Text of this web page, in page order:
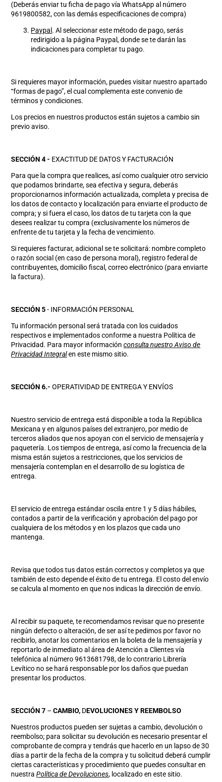
(Deberás enviar tu ficha de pago vía WhatsApp al número
9619800582, con las demás especificaciones de compra)
Paypal. Al seleccionar este método de pago, serás
redirigido a la página Paypal, donde se te darán las
indicaciones para completar tu pago.
Si requieres mayor información, puedes visitar nuestro apartado
“formas de pago”, el cual complementa este convenio de
términos y condiciones.
Los precios en nuestros productos están sujetos a cambio sin
previo aviso.
SECCIÓN 4 - EXACTITUD DE DATOS Y FACTURACIÓN
Para que la compra que realices, así como cualquier otro servicio
que podamos brindarte, sea efectiva y segura, deberás
proporcionarnos información actualizada, completa y precisa de
los datos de contacto y localización para enviarte el producto de
compra; y si fuera el caso, los datos de tu tarjeta con la que
desees realizar tu compra (exclusivamente los números de
enfrente de tu tarjeta y la fecha de vencimiento.
Si requieres facturar, adicional se te solicitará: nombre completo
o razón social (en caso de persona moral), registro federal de
contribuyentes, domicilio fiscal, correo electrónico (para enviarte
la factura).
SECCIÓN 5- INFORMACIÓN PERSONAL
Tu información personal será tratada con los cuidados
respectivos e implementados conforme a nuestra Política de
Privacidad. Para mayor informaciónconsulta nuestro Aviso de
Privacidad Integralen este mismo sitio.
SECCIÓN 6.- OPERATIVIDAD DE ENTREGA Y ENVÍOS
Nuestro servicio de entrega está disponible a toda la República
Mexicana y en algunos países del extranjero, por medio de
terceros aliados que nos apoyan con el servicio de mensajería y
paquetería. Los tiempos de entrega, así como la frecuencia de la
misma están sujetos a restricciones, que los servicios de
mensajería contemplan en el desarrollo de su logística de
entrega.
El servicio de entrega estándar oscila entre 1 y 5 días hábiles,
contados a partir de la verificación y aprobación del pago por
cualquiera de los métodos y en los plazos que cada uno
mantenga.
Revisa que todos tus datos están correctos y completos ya que
también de esto depende el éxito de tu entrega. El costo del envío
se calcula al momento en que nos indicas la dirección de envío.
Al recibir su paquete, te recomendamos revisar que no presente
ningún defecto o alteración, de ser así te pedimos por favor no
recibirlo, anotar los comentarios en la boleta de la mensajería y
reportarlo de inmediato al área de Atención a Clientes vía
telefónica al número 9613681798, de lo contrario Librería
Levítico no se hará responsable por los daños que puedan
presentar los productos.
SECCIÓN 7 –CAMBIO, DEVOLUCIONES Y REEMBOLSO
Nuestros productos pueden ser sujetas a cambio, devolución o
reembolso; para solicitar su devolución es necesario presentar el
comprobante de compra y tendrás que hacerlo en un lapso de 30
días a partir de la fecha de la compra y tu solicitud deberá cumplir
ciertas características y procedimiento que puedes consultar en
nuestraPolítica de Devoluciones, localizado en este sitio.